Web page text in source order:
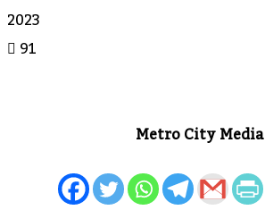
2023
91
Metro City Media